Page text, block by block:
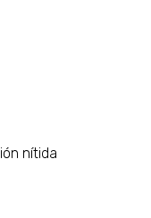
nítida